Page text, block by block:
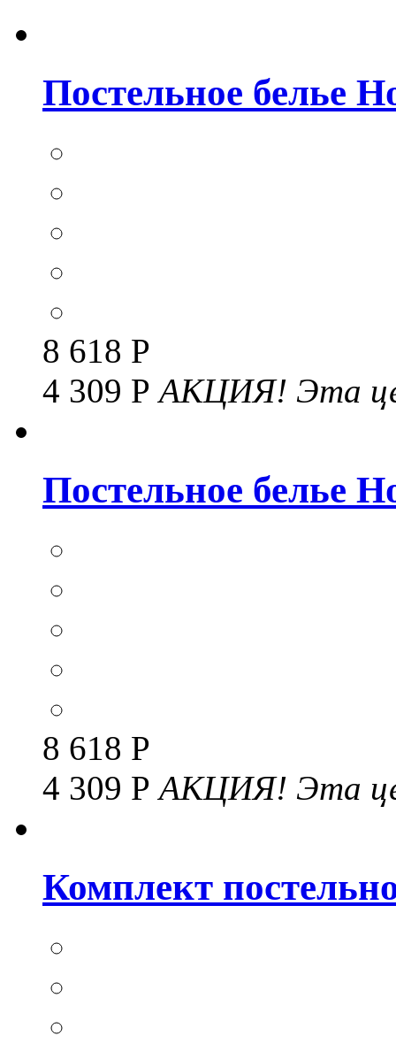
Постельное белье
8 618 Р
4 309 РАКЦИЯ! Эта
Постельное белье
8 618 Р
4 309 РАКЦИЯ! Эта
Комплект